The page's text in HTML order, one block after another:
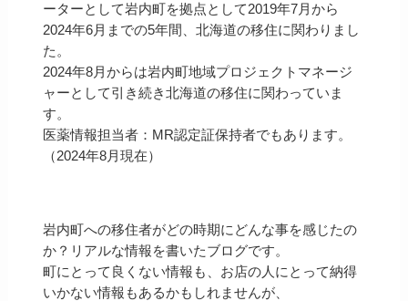
ーターとして岩内町を拠点として2019年7月から
2024年6月までの5年間、北海道の移住に関わりまし
た。
2024年8月からは岩内町地域プロジェクトマネージ
ャーとして引き続き北海道の移住に関わっていま
す。
医薬情報担当者：MR認定証保持者でもあります。
（2024年8月現在）
岩内町への移住者がどの時期にどんな事を感じたの
か？リアルな情報を書いたブログです。
町にとって良くない情報も、お店の人にとって納得
いかない情報もあるかもしれませんが、